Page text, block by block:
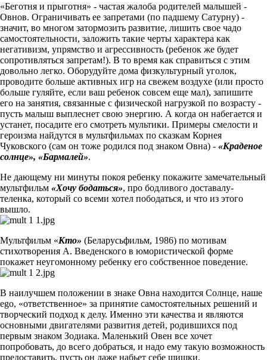
«Беготня и прыготня» - частая жалоба родителей малышей -
Овнов. Ограничивать ее запретами (по падшему Сатурну) -
значит, во многом затормозить развитие, лишить свое чадо
самостоятельности, заложить такие черты характера как
негативизм, упрямство и агрессивность (ребенок же будет
сопротивляться запретам!). В то время как справиться с этим
довольно легко. Оборудуйте дома физкультурный уголок,
проводите больше активных игр на свежем воздухе (или просто
больше гуляйте, если ваш ребенок совсем еще мал), запишите
его на занятия, связанные с физической нагрузкой по возрасту -
пусть малыш выплеснет свою энергию. А когда он набегается и
устанет, посадите его смотреть мультики. Примеры смелости и
героизма найдутся в мультфильмах по сказкам Корнея
Чуковского (сам он тоже родился под знаком Овна) - «Краденое
солнце», «Бармалей».
Не дающему ни минуты покоя ребенку покажите замечательный
мультфильм «Хочу бодаться», про бодливого доставалу-
теленка, который со всеми хотел пободаться, и что из этого
вышло.
Мультфильм «Кто» (Беларусьфильм, 1986) по мотивам
стихотворения А. Введенского в юмористической форме
покажет неугомонному ребенку его собственное поведение.
В наилучшем положении в знаке Овна находится Солнце, наше
ego, «ответственное» за принятие самостоятельных решений и
творческий подход к делу. Именно эти качества и являются
основными двигателями развития детей, родившихся под
первым знаком Зодиака. Маленький Овен все хочет
попробовать, до всего добраться, и надо ему такую возможность
предоставить, пусть он даже набьет себе шишки.